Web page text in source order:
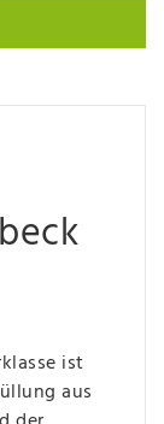
ist
aus